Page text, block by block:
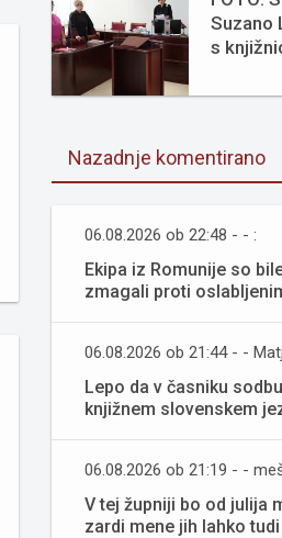
Suzano
s
Nazadnje komentirano
06.08.2026 ob 22:48 - - :
Ekipa iz Romunije so
zmagali proti
06.08.2026 ob 21:44 - -
Lepo da v časniku
knjižnem slovenskem
06.08.2026 ob 21:19 - -
V tej župniji bo od julija
zardi mene jih lahko